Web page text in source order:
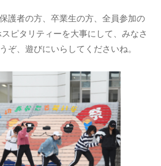
護者の方、卒業生の方、全員参加の
ピタリティーを大事にして、みなさ
ぞ、遊びにいらしてくださいね。